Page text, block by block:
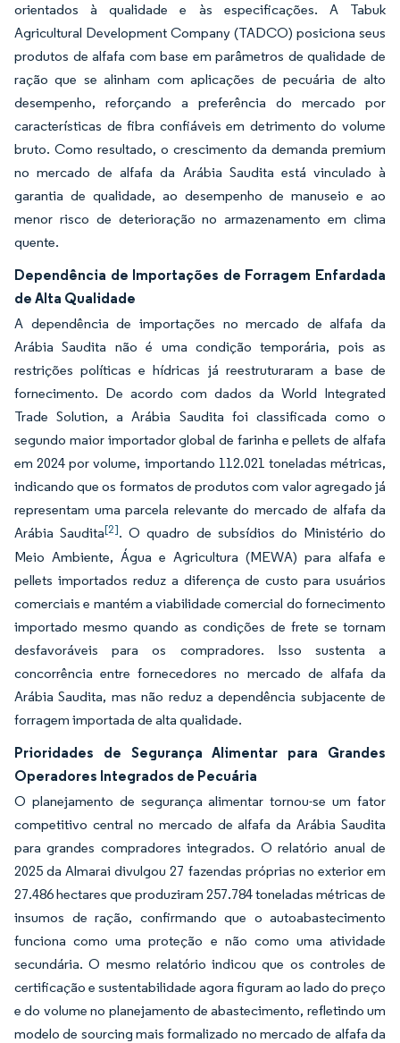
orientados à qualidade e às especificações. A Tabuk
Agricultural Development Company (TADCO) posiciona seus
produtos de alfafa com base em parâmetros de qualidade de
ração que se alinham com aplicações de pecuária de alto
desempenho, reforçando a preferência do mercado por
características de fibra confiáveis em detrimento do volume
bruto. Como resultado, o crescimento da demanda premium
no mercado de alfafa da Arábia Saudita está vinculado à
garantia de qualidade, ao desempenho de manuseio e ao
menor risco de deterioração no armazenamento em clima
quente.
Dependência de Importações de Forragem Enfardada
de Alta Qualidade
A dependência de importações no mercado de alfafa da
Arábia Saudita não é uma condição temporária, pois as
restrições políticas e hídricas já reestruturaram a base de
fornecimento. De acordo com dados da World Integrated
Trade Solution, a Arábia Saudita foi classificada como o
segundo maior importador global de farinha e pellets de alfafa
em 2024 por volume, importando 112.021 toneladas métricas,
indicando que os formatos de produtos com valor agregado já
representam uma parcela relevante do mercado de alfafa da
Arábia Saudita[2]. O quadro de subsídios do Ministério do
Meio Ambiente, Água e Agricultura (MEWA) para alfafa e
pellets importados reduz a diferença de custo para usuários
comerciais e mantém a viabilidade comercial do fornecimento
importado mesmo quando as condições de frete se tornam
desfavoráveis para os compradores. Isso sustenta a
concorrência entre fornecedores no mercado de alfafa da
Arábia Saudita, mas não reduz a dependência subjacente de
forragem importada de alta qualidade.
Prioridades de Segurança Alimentar para Grandes
Operadores Integrados de Pecuária
O planejamento de segurança alimentar tornou-se um fator
competitivo central no mercado de alfafa da Arábia Saudita
para grandes compradores integrados. O relatório anual de
2025 da Almarai divulgou 27 fazendas próprias no exterior em
27.486 hectares que produziram 257.784 toneladas métricas de
insumos de ração, confirmando que o autoabastecimento
funciona como uma proteção e não como uma atividade
secundária. O mesmo relatório indicou que os controles de
certificação e sustentabilidade agora figuram ao lado do preço
e do volume no planejamento de abastecimento, refletindo um
modelo de sourcing mais formalizado no mercado de alfafa da